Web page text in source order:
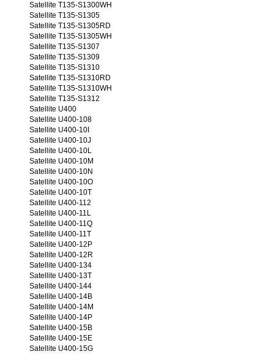
Satellite T135-S1300WH
Satellite T135-S1305
Satellite T135-S1305RD
Satellite T135-S1305WH
Satellite T135-S1307
Satellite T135-S1309
Satellite T135-S1310
Satellite T135-S1310RD
Satellite T135-S1310WH
Satellite T135-S1312
Satellite U400
Satellite U400-108
Satellite U400-10I
Satellite U400-10J
Satellite U400-10L
Satellite U400-10M
Satellite U400-10N
Satellite U400-10O
Satellite U400-10T
Satellite U400-112
Satellite U400-11L
Satellite U400-11Q
Satellite U400-11T
Satellite U400-12P
Satellite U400-12R
Satellite U400-134
Satellite U400-13T
Satellite U400-144
Satellite U400-14B
Satellite U400-14M
Satellite U400-14P
Satellite U400-15B
Satellite U400-15E
Satellite U400-15G